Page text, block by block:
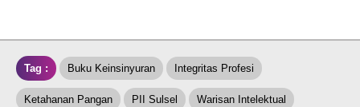
Tag : Buku Keinsinyuran Integritas Profesi
Ketahanan Pangan PII Sulsel Warisan Intelektual